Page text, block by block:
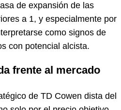
de expansión de las
a 1, y especialmente por
como signos de
con potencial alcista.
frente al mercado
de TD Cowen dista del